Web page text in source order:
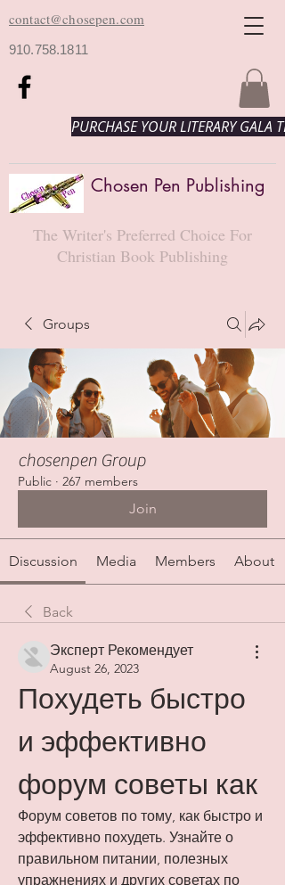
contact@chosepen.com
910.758.1811
PURCHASE YOUR LITERARY GALA
Chosen Pen Publishing
The Writer's Preferred Choice For
Christian Book Publishing
Groups
chosenpen Group
Public · 267 members
Join
Discussion Media Members About
Back
Эксперт Рекомендует
August 26, 2023
Похудеть быстро
и эффективно
форум советы как
Форум советов по тому, как быстро и
эффективно похудеть. Узнайте о
правильном питании, полезных
упражнениях и других советах по